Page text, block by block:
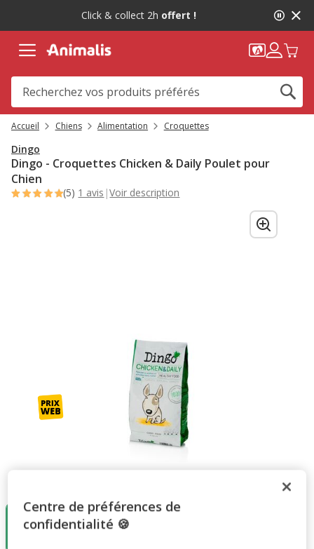
message,
Click & collect 2h offert !
Accueil Chiens Alimentation Croquettes
Dingo
Dingo - Croquettes Chicken & Daily Poulet pour
Chien
(5) 1 avis |Voir description
3Kg
14.99€
Centre de préférences de
confidentialité 🍪